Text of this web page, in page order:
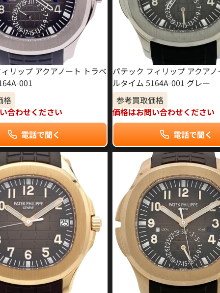
リップ アクアノート トラベ
001
格
合わせください
電話で聞く
パテック フィリップ アクア
ルタイム 5164A-001 グレー
参考買取価格
価格はお問い合わせください
電話で聞く